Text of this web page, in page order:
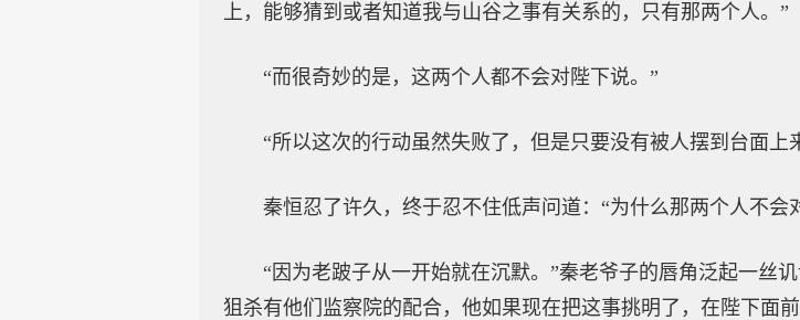
上，能够猜到或者知道我与山谷之事有关系的，只有那两个人。”
“而很奇妙的是，这两个人都不会对陛下说。”
“所以这次的行动虽然失败了，但是只要没有被人摆到台面上
秦恒忍了许久，终于忍不住低声问道：“为什么那两个人不会
“因为老跛子从一开始就在沉默。”秦老爷子的唇角泛起一丝
狙杀有他们监察院的配合，他如果现在把这事挑明了，在陛下面